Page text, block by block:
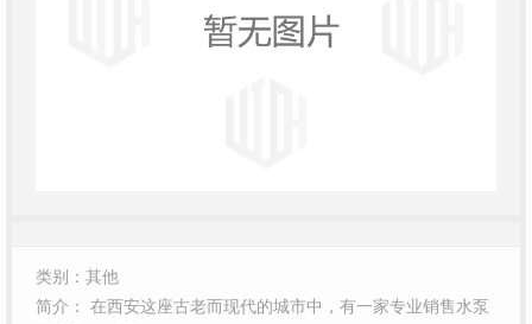
类别：其他
简介： 在西安这座古老而现代的城市中，有一家专业销售水泵